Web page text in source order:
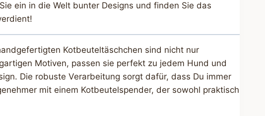
ein in die Welt bunter Designs und finden Sie das
Kotbeuteltäschchen sind nicht nur
Motiven, passen sie perfekt zu jedem Hund und
Die robuste Verarbeitung sorgt dafür, dass Du immer
mit einem Kotbeutelspender, der sowohl praktisch